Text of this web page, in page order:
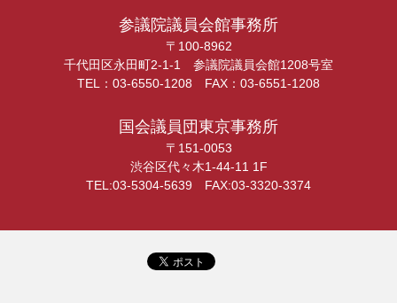
参議院議員会館事務所
〒100-8962
千代田区永田町2-1-1 参議院議員会館1208号室
TEL：03-6550-1208 FAX：03-6551-1208
国会議員団東京事務所
〒151-0053
渋谷区代々木1-44-11 1F
TEL:03-5304-5639 FAX:03-3320-3374